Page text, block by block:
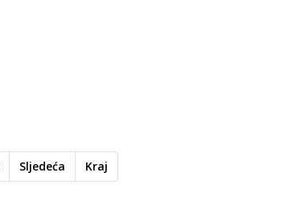
Sljedeća Kraj